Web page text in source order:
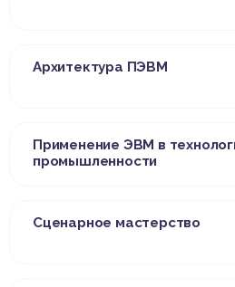
Архитектура ПЭВМ
Применение ЭВМ в
промышленности
Сценарное мастерство